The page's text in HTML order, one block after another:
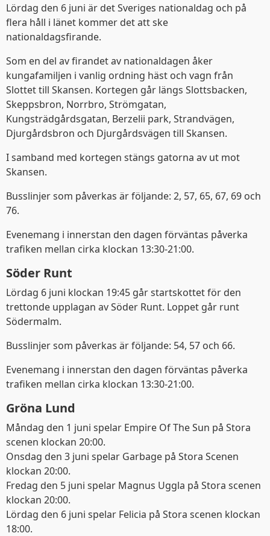
Denna webbplats
använder kakor
Trafiken.nu använder kakor för att ge dig en
bättre upplevelse. Du kan ändra dina
inställningar på
Visa detaljer Tillåt alla
Lördag den 6 juni är det Sveriges nationaldag och på
flera håll i länet kommer det att ske
nationaldagsfirande.
Som en del av firandet av nationaldagen åker
kungafamiljen i vanlig ordning häst och vagn från
Slottet till Skansen. Kortegen går längs Slottsbacken,
Skeppsbron, Norrbro, Strömgatan,
Kungsträdgårdsgatan, Berzelii park, Strandvägen,
Djurgårdsbron och Djurgårdsvägen till Skansen.
I samband med kortegen stängs gatorna av ut mot
Skansen.
Busslinjer som påverkas är följande: 2, 57, 65, 67, 69 och
76.
Evenemang i innerstan den dagen förväntas påverka
trafiken mellan cirka klockan 13:30-21:00.
Söder Runt
Lördag 6 juni klockan 19:45 går startskottet för den
trettonde upplagan av Söder Runt. Loppet går runt
Södermalm.
Busslinjer som påverkas är följande: 54, 57 och 66.
Evenemang i innerstan den dagen förväntas påverka
trafiken mellan cirka klockan 13:30-21:00.
Gröna Lund
Måndag den 1 juni spelar Empire Of The Sun på Stora
scenen klockan 20:00.
Onsdag den 3 juni spelar Garbage på Stora Scenen
klockan 20:00.
Fredag den 5 juni spelar Magnus Uggla på Stora scenen
klockan 20:00.
Lördag den 6 juni spelar Felicia på Stora scenen klockan
18:00.